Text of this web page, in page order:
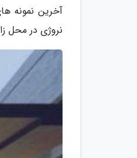
آخرین نمونه
نروژی در محل